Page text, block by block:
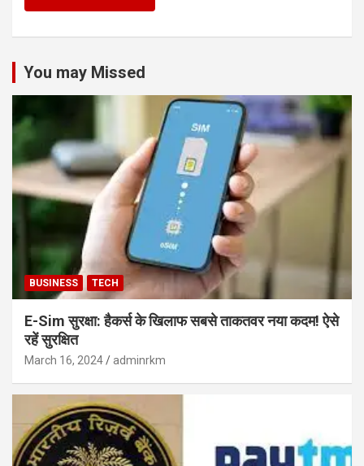
You may Missed
BUSINESS TECH
E-Sim सुरक्षा: हैकर्स के खिलाफ सबसे ताकतवर नया कदम! ऐसे
रहें सुरक्षित
March 16, 2024 adminrkm